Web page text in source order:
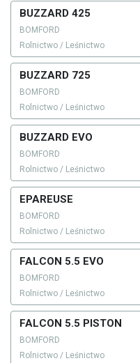
BUZZARD 425
BOMFORD
Rolnictwo / Leśnictwo
BUZZARD 725
BOMFORD
Rolnictwo / Leśnictwo
BUZZARD EVO
BOMFORD
Rolnictwo / Leśnictwo
EPAREUSE
BOMFORD
Rolnictwo / Leśnictwo
FALCON 5.5 EVO
BOMFORD
Rolnictwo / Leśnictwo
FALCON 5.5 PISTON
BOMFORD
Rolnictwo / Leśnictwo